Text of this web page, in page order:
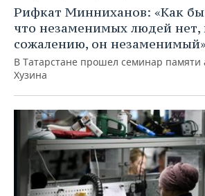
Рифкат Минниханов: «Как бы
что незаменимых людей нет,
сожалению, он
В Татарстане прошел семинар памяти
Хузина